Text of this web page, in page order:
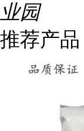
业园
推荐产品